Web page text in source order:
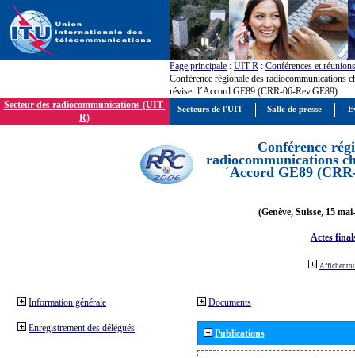
Page principale : UIT-R : Conférences et réunions
Conférence régionale des radiocommunications
réviser l´Accord GE89 (CRR-06-Rev.GE89)
Secteur des radiocommunications (UIT-
R)
Conférence
radiocommunications
´Accord GE89
(Genève, Suisse, 15
Actes
Afficher
Information générale
Enregistrement des délégués
Documents
Publications
Secteurs de l'UIT Salle de presse